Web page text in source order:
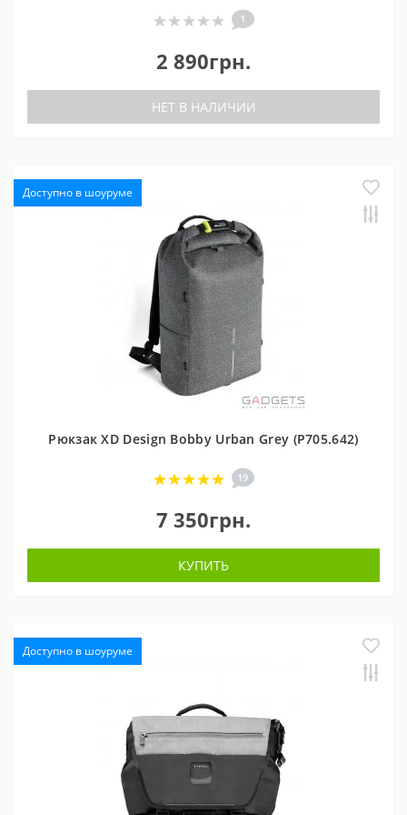
1
2 890грн.
НЕТ В НАЛИЧИИ
Доступно в шоуруме
Рюкзак XD Design Bobby Urban Grey (P705.642)
19
7 350грн.
КУПИТЬ
Доступно в шоуруме